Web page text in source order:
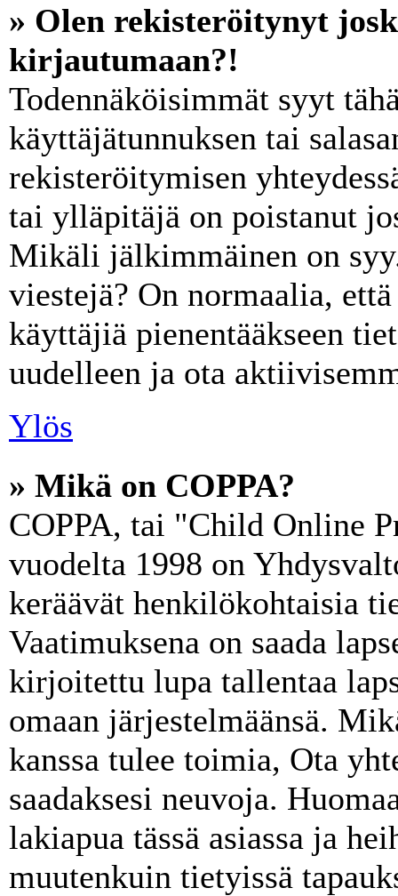
» Olen rekisteröitynyt
kirjautumaan?!
Todennäköisimmät syyt
käyttäjätunnuksen tai
rekisteröitymisen
tai ylläpitäjä on poistanut
Mikäli jälkimmäinen on
viestejä? On normaalia,
käyttäjiä pienentääkseen
uudelleen ja ota
Ylös
» Mikä on COPPA?
COPPA, tai "Child Online
vuodelta 1998 on
keräävät henkilökohtaisia
Vaatimuksena on saada
kirjoitettu lupa tallentaa
omaan järjestelmäänsä.
kanssa tulee toimia, Ota
saadaksesi neuvoja.
lakiapua tässä asiassa ja
muutenkuin tietyissä